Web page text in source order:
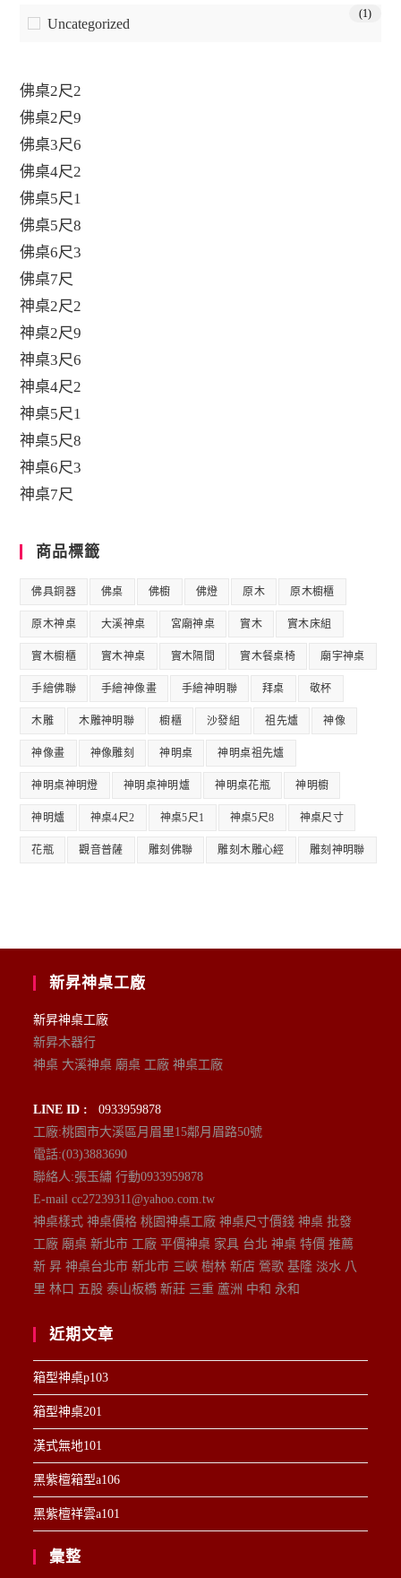
Uncategorized
(1)
佛桌2尺2
佛桌2尺9
佛桌3尺6
佛桌4尺2
佛桌5尺1
佛桌5尺8
佛桌6尺3
佛桌7尺
神桌2尺2
神桌2尺9
神桌3尺6
神桌4尺2
神桌5尺1
神桌5尺8
神桌6尺3
神桌7尺
商品標籤
佛具銅器 佛桌 佛櫥 佛燈 原木 原木櫥櫃
原木神桌 大溪神桌 宮廟神桌 實木 實木床組
實木櫥櫃 實木神桌 實木隔間 實木餐桌椅 廟宇神桌
手繪佛聯 手繪神像畫 手繪神明聯 拜桌 敬杯
木雕 木雕神明聯 櫥櫃 沙發組 祖先爐 神像
神像畫 神像雕刻 神明桌 神明桌祖先爐
神明桌神明燈 神明桌神明爐 神明桌花瓶 神明櫥
神明爐 神桌4尺2 神桌5尺1 神桌5尺8 神桌尺寸
花瓶 觀音普薩 雕刻佛聯 雕刻木雕心經 雕刻神明聯
新昇神桌工廠
新昇神桌工廠
新昇木器行
神桌 大溪神桌 廟桌 工廠 神桌工廠
LINE ID :
0933959878
工廠:桃園市大溪區月眉里15鄰月眉路50號
電話:(03)3883690
聯絡人:張玉繡 行動0933959878
E-mail cc27239311@yahoo.com.tw
神桌樣式 神桌價格 桃園神桌工廠 神桌尺寸價錢 神桌 批發
工廠 廟桌 新北市 工廠 平價神桌 家具 台北 神桌 特價 推薦
新 昇 神桌台北市 新北市 三峽 樹林 新店 鶯歌 基隆 淡水 八
里 林口 五股 泰山板橋 新莊 三重 蘆洲 中和 永和
近期文章
箱型神桌p103
箱型神桌201
漢式無地101
黑紫檀箱型a106
黑紫檀祥雲a101
彙整